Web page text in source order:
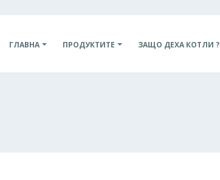
ГЛАВНА ПРОДУКТИТЕ ЗАЩО ДЕХА КОТЛИ ?